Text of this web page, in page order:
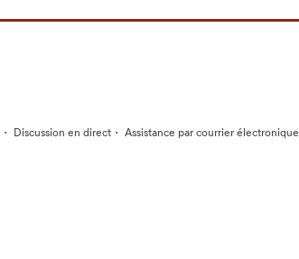
· Discussion en direct · Assistance par courrier électronique